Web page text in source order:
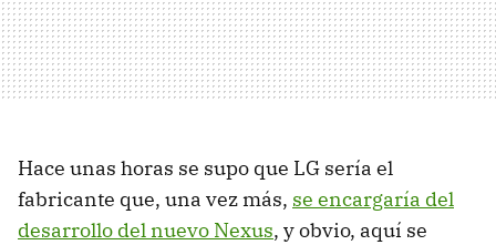
Hace unas horas se supo que LG sería el
fabricante que, una vez más, se encargaría del
desarrollo del nuevo Nexus, y obvio, aquí se